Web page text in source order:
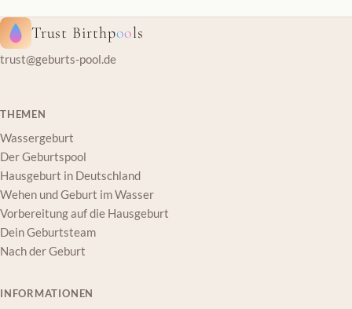
Trust Birthpools
trust@geburts-pool.de
THEMEN
Wassergeburt
Der Geburtspool
Hausgeburt in Deutschland
Wehen und Geburt im Wasser
Vorbereitung auf die Hausgeburt
Dein Geburtsteam
Nach der Geburt
INFORMATIONEN